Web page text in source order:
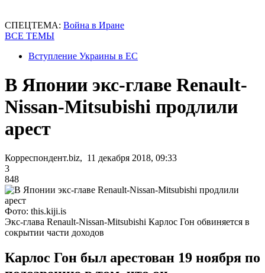
СПЕЦТЕМА: Война в Иране
ВСЕ ТЕМЫ
Вступление Украины в ЕС
В Японии экс-главе Renault-
Nissan-Mitsubishi продлили
арест
Корреспондент.biz, 11 декабря 2018, 09:33
3
848
Фото: this.kiji.is
Экс-глава Renault-Nissan-Mitsubishi Карлос Гон обвиняется в
сокрытии части доходов
Карлос Гон был арестован 19 ноября по